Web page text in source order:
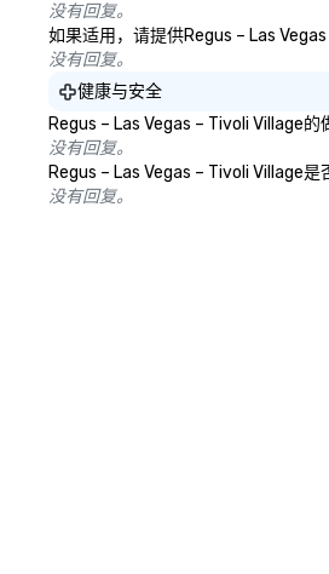
没有回复。
如果适用，请提供Regus – Las
没有回复。
健康与安全
Regus – Las Vegas – Tivoli Village
没有回复。
Regus – Las Vegas – Tivoli Village
没有回复。